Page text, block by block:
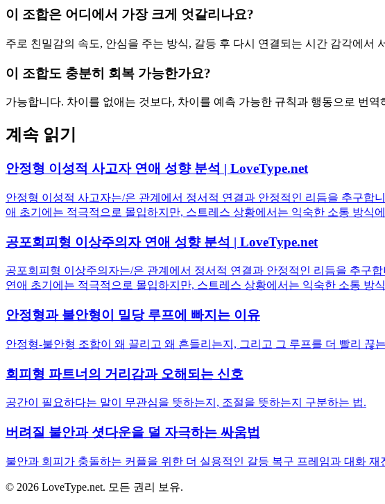
이 조합은 어디에서 가장 크게 엇갈리나요?
주로 친밀감의 속도, 안심을 주는 방식, 갈등 후 다시 연결되는 시간 감각에서
이 조합도 충분히 회복 가능한가요?
가능합니다. 차이를 없애는 것보다, 차이를 예측 가능한 규칙과 행동으로 번역
계속 읽기
안정형 이성적 사고자 연애 성향 분석 | LoveType.net
안정형 이성적 사고자는/은 관계에서 정서적 연결과 안정적인 리듬을 추구합
애 초기에는 적극적으로 몰입하지만, 스트레스 상황에서는 익숙한 소통 방식
공포회피형 이상주의자 연애 성향 분석 | LoveType.net
공포회피형 이상주의자는/은 관계에서 정서적 연결과 안정적인 리듬을 추구
연애 초기에는 적극적으로 몰입하지만, 스트레스 상황에서는 익숙한 소통 방
안정형과 불안형이 밀당 루프에 빠지는 이유
안정형-불안형 조합이 왜 끌리고 왜 흔들리는지, 그리고 그 루프를 더 빨리 끊
회피형 파트너의 거리감과 오해되는 신호
공간이 필요하다는 말이 무관심을 뜻하는지, 조절을 뜻하는지 구분하는 법.
버려질 불안과 셧다운을 덜 자극하는 싸움법
불안과 회피가 충돌하는 커플을 위한 더 실용적인 갈등 복구 프레임과 대화 재
© 2026 LoveType.net. 모든 권리 보유.